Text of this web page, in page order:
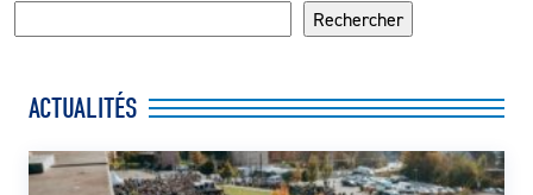
Rechercher
ACTUALITÉS